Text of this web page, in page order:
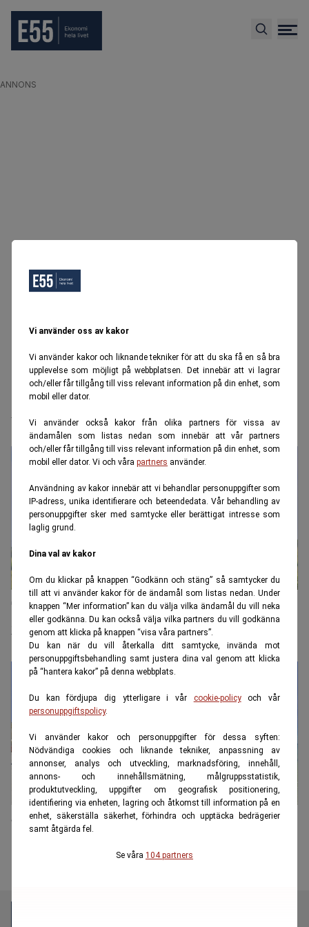
Vi använder oss av kakor
Vi använder kakor och liknande tekniker för att du ska få en så bra
upplevelse som möjligt på webbplatsen. Det innebär att vi lagrar
och/eller får tillgång till viss relevant information på din enhet, som
mobil eller dator.
Vi använder också kakor från olika partners för vissa av
ändamålen som listas nedan som innebär att vår partners
och/eller får tillgång till viss relevant information på din enhet, som
mobil eller dator. Vi och våra partners använder.
Användning av kakor innebär att vi behandlar personuppgifter som
IP-adress, unika identifierare och beteendedata. Vår behandling av
personuppgifter sker med samtycke eller berättigat intresse som
laglig grund.
Dina val av kakor
Om du klickar på knappen “Godkänn och stäng” så samtycker du
till att vi använder kakor för de ändamål som listas nedan. Under
knappen “Mer information” kan du välja vilka ändamål du vill neka
eller godkänna. Du kan också välja vilka partners du vill godkänna
genom att klicka på knappen “visa våra partners”.
Du kan när du vill återkalla ditt samtycke, invända mot
personuppgiftsbehandling samt justera dina val genom att klicka
på “hantera kakor” på denna webbplats.
Du kan fördjupa dig ytterligare i vår cookie-policyoch vår
personuppgiftspolicy.
Vi använder kakor och personuppgifter för dessa syften:
Nödvändiga cookies och liknande tekniker, anpassning av
annonser, analys och utveckling, marknadsföring, innehåll,
annons- och innehållsmätning, målgruppsstatistik,
produktutveckling, uppgifter om geografisk positionering,
identifiering via enheten, lagring och åtkomst till information på en
enhet, säkerställa säkerhet, förhindra och upptäcka bedrägerier
samt åtgärda fel.
Se våra 104 partners
ANNONS
Vietnam
Topplistan: Världens vänligaste resmål
2025
Glöm Thailand – välj i stället dess prisvärda granne